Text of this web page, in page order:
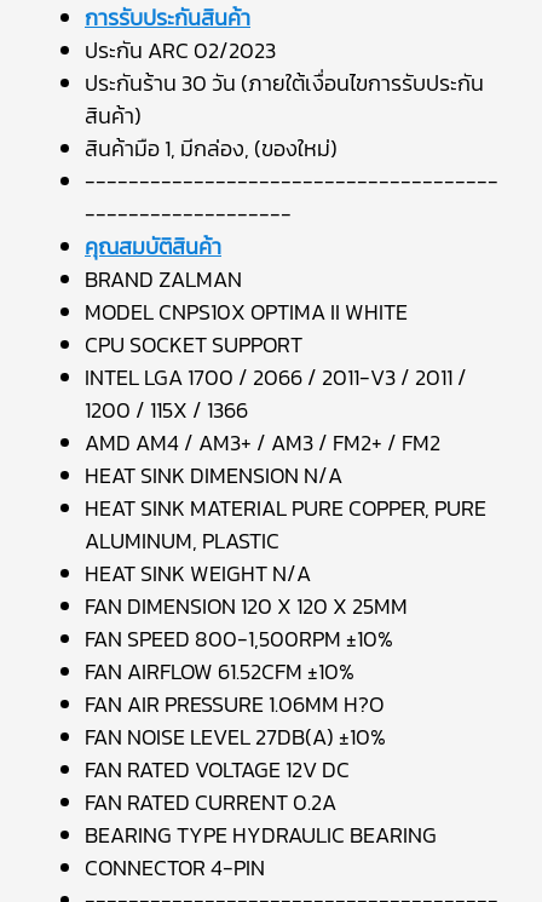
การรับประกันสินค้า
ประกัน ARC 02/2023
ประกันร้าน 30 วัน (ภายใต้เงื่อนไขการรับประกัน
สินค้า)
สินค้ามือ 1, มีกล่อง, (ของใหม่)
--------------------------------------
-------------------
คุณสมบัติสินค้า
BRAND ZALMAN
MODEL CNPS10X OPTIMA II WHITE
CPU SOCKET SUPPORT
INTEL LGA 1700 / 2066 / 2011-V3 / 2011 /
1200 / 115X / 1366
AMD AM4 / AM3+ / AM3 / FM2+ / FM2
HEAT SINK DIMENSION N/A
HEAT SINK MATERIAL PURE COPPER, PURE
ALUMINUM, PLASTIC
HEAT SINK WEIGHT N/A
FAN DIMENSION 120 X 120 X 25MM
FAN SPEED 800-1,500RPM ±10%
FAN AIRFLOW 61.52CFM ±10%
FAN AIR PRESSURE 1.06MM H?O
FAN NOISE LEVEL 27DB(A) ±10%
FAN RATED VOLTAGE 12V DC
FAN RATED CURRENT 0.2A
BEARING TYPE HYDRAULIC BEARING
CONNECTOR 4-PIN